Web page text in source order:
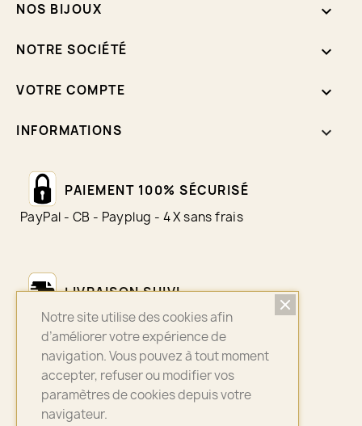
NOS BIJOUX 
NOTRE SOCIÉTÉ 
VOTRE COMPTE 
INFORMATIONS keyboard_arrow_down
PAIEMENT 100% SÉCURISÉ
PayPal - CB - Payplug - 4 X sans frais
LIVRAISON SUIVI
Colissimo - Chronopost - Mondial Relay
ASSURANCE QUALITÉ
Bijoux sélectionnés avec soin
Notre site utilise des cookies afin
d’améliorer votre expérience de
navigation. Vous pouvez à tout moment
accepter, refuser ou modifier vos
paramètres de cookies depuis votre
navigateur.